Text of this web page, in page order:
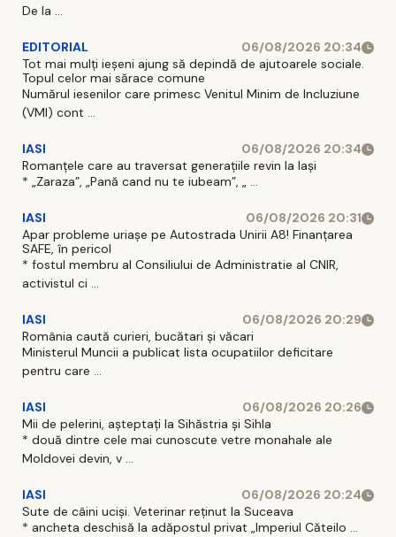
De la ...
EDITORIAL
06/08/2026 20:34
Tot mai mulți ieșeni ajung să depindă de ajutoarele sociale.
Topul celor mai sărace comune
Numărul iesenilor care primesc Venitul Minim de Incluziune
(VMI) cont ...
IASI
06/08/2026 20:34
Romanțele care au traversat generațiile revin la Iași
* „Zaraza”, „Pană cand nu te iubeam”, „ ...
IASI
06/08/2026 20:31
Apar probleme uriașe pe Autostrada Unirii A8! Finanțarea
SAFE, în pericol
* fostul membru al Consiliului de Administratie al CNIR,
activistul ci ...
IASI
06/08/2026 20:29
România caută curieri, bucătari și văcari
Ministerul Muncii a publicat lista ocupatiilor deficitare
pentru care ...
IASI
06/08/2026 20:26
Mii de pelerini, așteptați la Sihăstria și Sihla
* două dintre cele mai cunoscute vetre monahale ale
Moldovei devin, v ...
IASI
06/08/2026 20:24
Sute de câini uciși. Veterinar reținut la Suceava
* ancheta deschisă la adăpostul privat „Imperiul Căteilo ...